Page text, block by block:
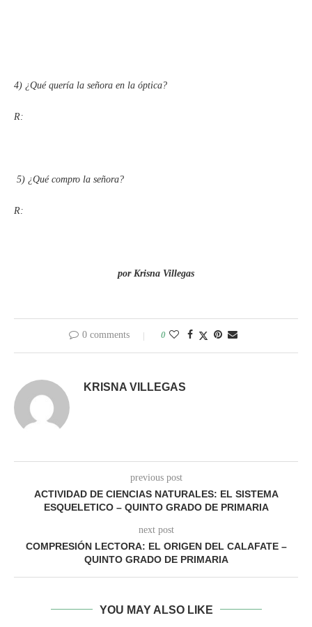
4) ¿Qué quería la señora en la óptica?
R:
5) ¿Qué compro la señora?
R:
por Krisna Villegas
0 comments 0
KRISNA VILLEGAS
previous post
ACTIVIDAD DE CIENCIAS NATURALES: EL SISTEMA
ESQUELETICO – QUINTO GRADO DE PRIMARIA
next post
COMPRESIÓN LECTORA: EL ORIGEN DEL CALAFATE –
QUINTO GRADO DE PRIMARIA
YOU MAY ALSO LIKE